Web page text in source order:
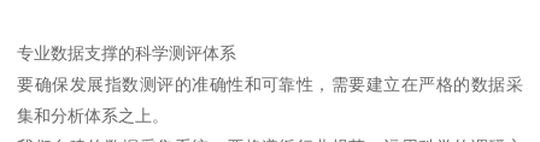
专业数据支撑的科学测评体系
要确保发展指数测评的准确性和可靠性，需要建立在严格的数据采
集和分析体系之上。